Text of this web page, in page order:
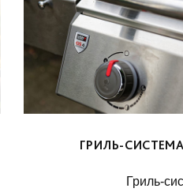
ГРИЛЬ-СИСТЕМА
Гриль-